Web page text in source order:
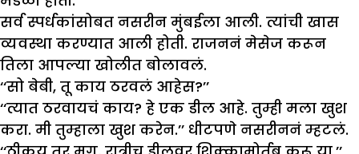
सर्व स्पर्धकांसोबत नसरीन मुंबईला आली. त्यांची खास
व्यवस्था करण्यात आली होती. राजननं मेसेज करून
तिला आपल्या खोलीत बोलावलं.
‘‘सो बेबी, तू काय ठरवलं आहेस?’’
‘‘त्यात ठरवायचं काय? हे एक डील आहे. तुम्ही मला खुश
करा. मी तुम्हाला खुश करेन.’’ धीटपणे नसरीननं म्हटलं.